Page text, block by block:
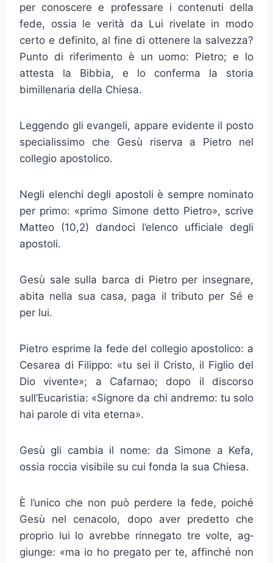
per conoscere e professare i contenuti della
fede, ossia le verità da Lui rivelate in modo
certo e definito, al fine di ottenere la salvezza?
Punto di riferimento è un uomo: Pietro; e lo
attesta la Bibbia, e lo conferma la storia
bimillenaria della Chiesa.
Leggendo gli evangeli, appare evidente il posto
specialissimo che Gesù riserva a Pietro nel
collegio apostolico.
Negli elenchi degli apostoli è sempre nominato
per primo: «primo Simone detto Pietro», scrive
Matteo (10,2) dandoci l’elenco ufficiale degli
apostoli.
Gesù sale sulla barca di Pietro per insegnare,
abita nella sua casa, paga il tributo per Sé e
per lui.
Pietro esprime la fede del collegio apostolico: a
Cesarea di Filippo: «tu sei il Cristo, il Figlio del
Dio vivente»; a Cafarnao; dopo il discorso
sull’Eucaristia: «Signore da chi andremo: tu solo
hai parole di vita eterna».
Gesù gli cambia il nome: da Simone a Kefa,
ossia roccia visibile su cui fonda la sua Chiesa.
È l’unico che non può perdere la fede, poiché
Gesù nel cenacolo, dopo aver predetto che
proprio lui lo avrebbe rinnegato tre volte, ag­
giunge: «ma io ho pregato per te, affinché non